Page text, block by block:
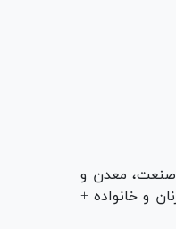
صنعت، معدن و
و خانواده +